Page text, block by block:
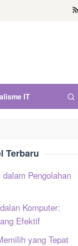
IT
Terbaru
Pengolahan
Komputer:
Efektif
yang Tepat